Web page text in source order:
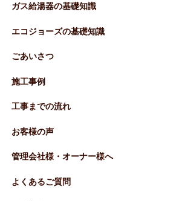
ガス給湯器の基礎知識
エコジョーズの基礎知識
ごあいさつ
施工事例
工事までの流れ
お客様の声
管理会社様・オーナー様へ
よくあるご質問